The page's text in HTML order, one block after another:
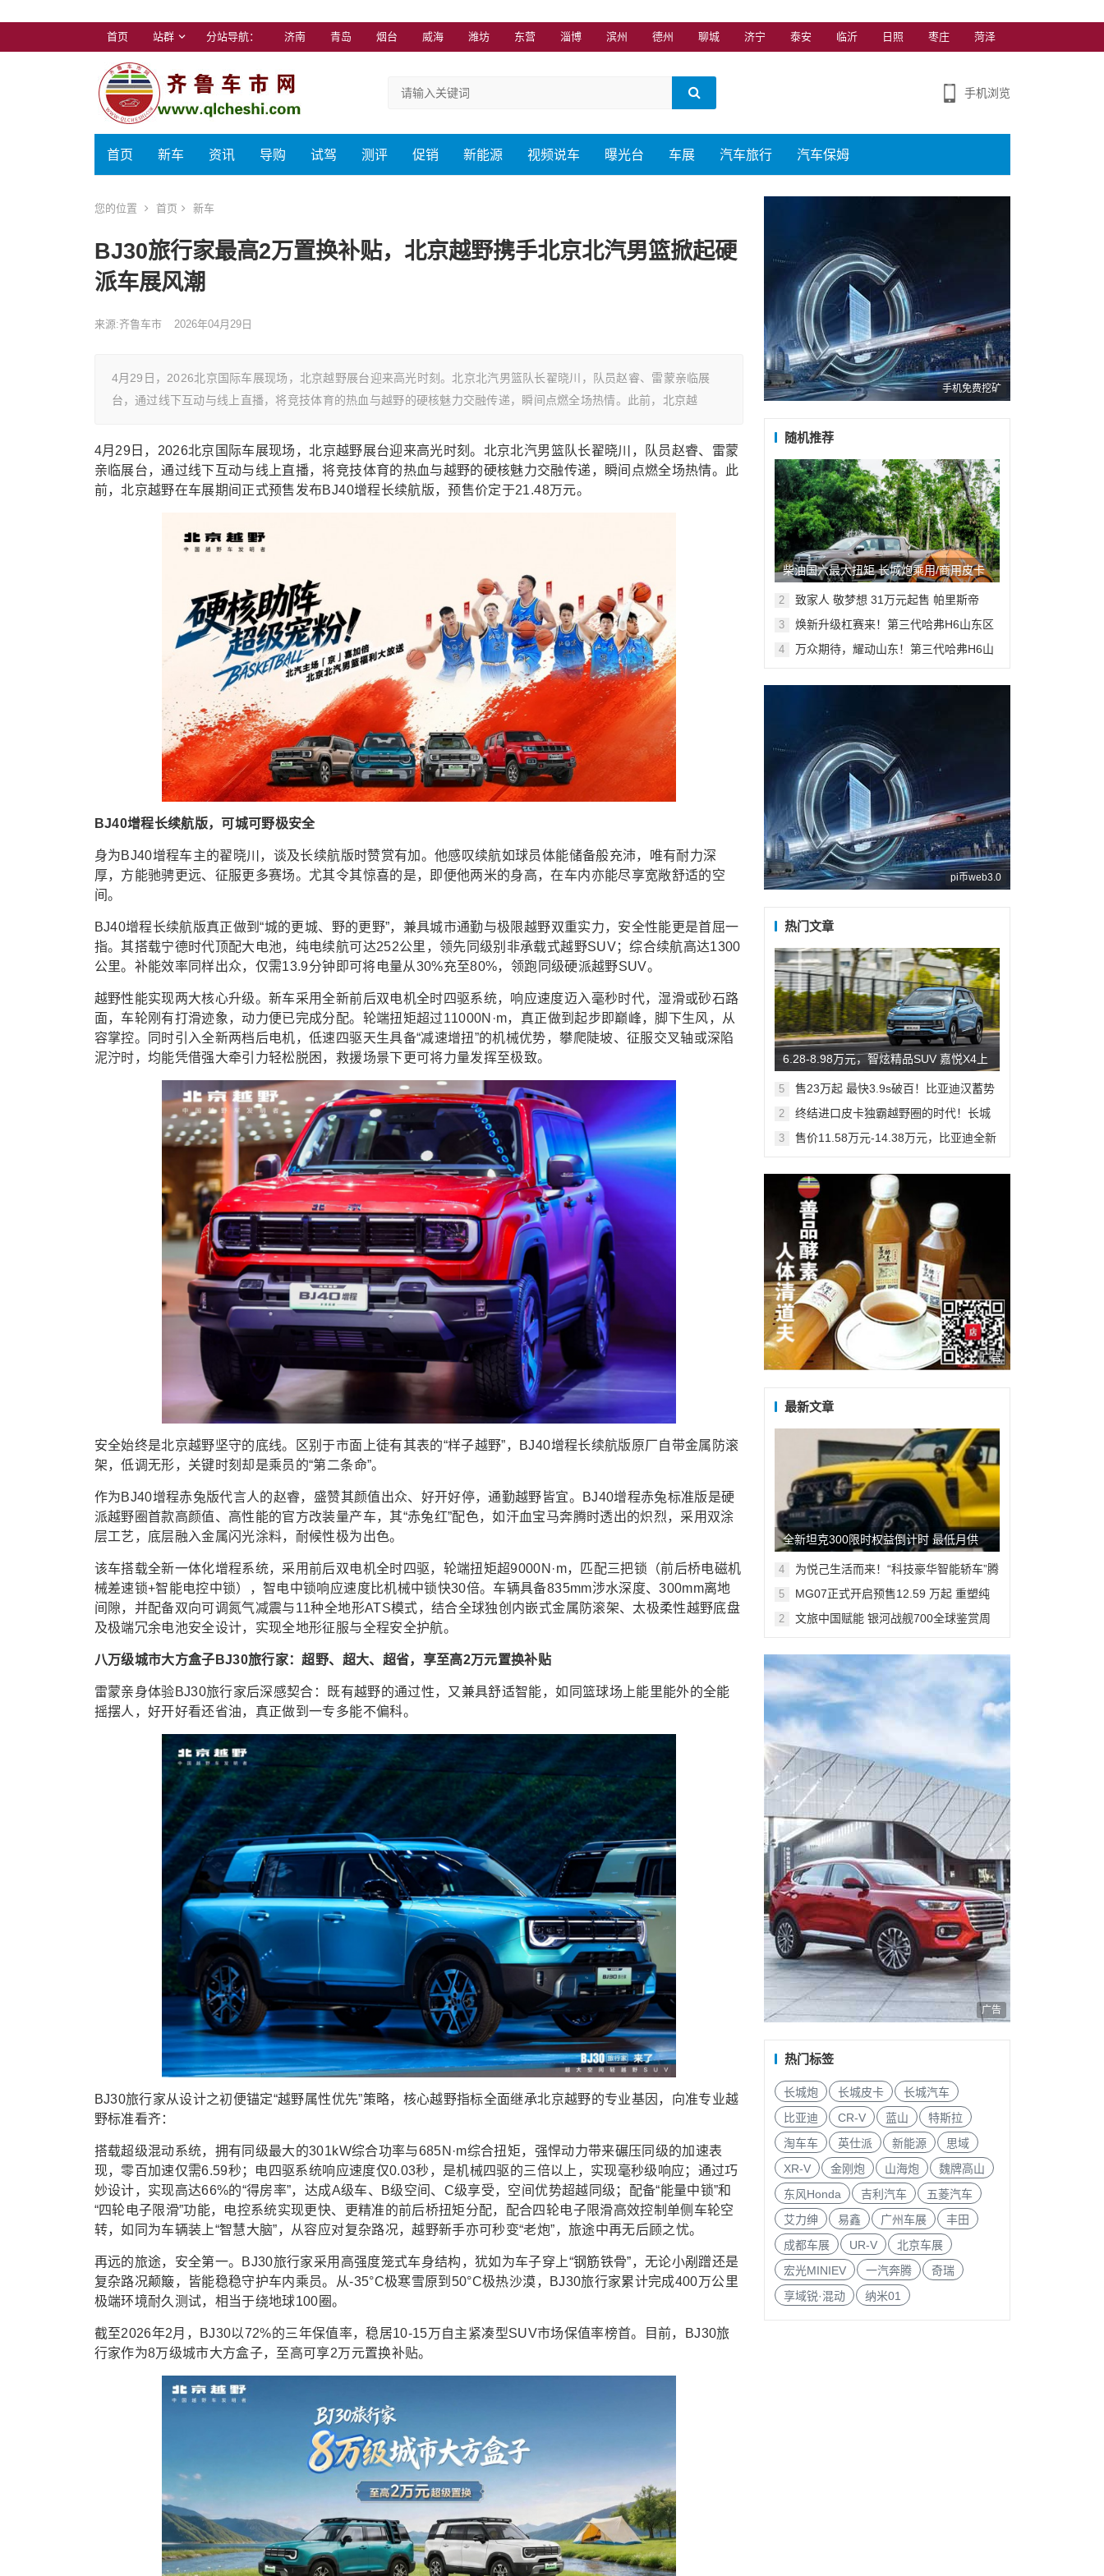
首页 站群 分站导航： 济南 青岛 烟台 威海 潍坊 东营 淄博 滨州 德州 聊城 济宁 泰安 临沂 日照 枣庄 菏泽
手机浏览
首页 新车 资讯 导购 试驾 测评 促销 新能源 视频说车 曝光台 车展 汽车旅行 汽车保姆
您的位置 首页 新车
BJ30旅行家最高2万置换补贴，北京越野携手北京北汽男篮掀起硬
派车展风潮
来源:齐鲁车市 2026年04月29日
4月29日，2026北京国际车展现场，北京越野展台迎来高光时刻。北京北汽男篮队长翟晓川，队员赵睿、雷蒙亲临展
台，通过线下互动与线上直播，将竞技体育的热血与越野的硬核魅力交融传递，瞬间点燃全场热情。此前，北京越
4月29日，2026北京国际车展现场，北京越野展台迎来高光时刻。北京北汽男篮队长翟晓川，队员赵睿、雷蒙
亲临展台，通过线下互动与线上直播，将竞技体育的热血与越野的硬核魅力交融传递，瞬间点燃全场热情。此
前，北京越野在车展期间正式预售发布BJ40增程长续航版，预售价定于21.48万元。
BJ40增程长续航版，可城可野极安全
身为BJ40增程车主的翟晓川，谈及长续航版时赞赏有加。他感叹续航如球员体能储备般充沛，唯有耐力深
厚，方能驰骋更远、征服更多赛场。尤其令其惊喜的是，即便他两米的身高，在车内亦能尽享宽敞舒适的空
间。
BJ40增程长续航版真正做到“城的更城、野的更野”，兼具城市通勤与极限越野双重实力，安全性能更是首屈一
指。其搭载宁德时代顶配大电池，纯电续航可达252公里，领先同级别非承载式越野SUV；综合续航高达1300
公里。补能效率同样出众，仅需13.9分钟即可将电量从30%充至80%，领跑同级硬派越野SUV。
越野性能实现两大核心升级。新车采用全新前后双电机全时四驱系统，响应速度迈入毫秒时代，湿滑或砂石路
面，车轮刚有打滑迹象，动力便已完成分配。轮端扭矩超过11000N·m，真正做到起步即巅峰，脚下生风，从
容掌控。同时引入全新两档后电机，低速四驱天生具备“减速增扭”的机械优势，攀爬陡坡、征服交叉轴或深陷
泥泞时，均能凭借强大牵引力轻松脱困，救援场景下更可将力量发挥至极致。
安全始终是北京越野坚守的底线。区别于市面上徒有其表的“样子越野”，BJ40增程长续航版原厂自带金属防滚
架，低调无形，关键时刻却是乘员的“第二条命”。
作为BJ40增程赤兔版代言人的赵睿，盛赞其颜值出众、好开好停，通勤越野皆宜。BJ40增程赤兔标准版是硬
派越野圈首款高颜值、高性能的官方改装量产车，其“赤兔红”配色，如汗血宝马奔腾时透出的炽烈，采用双涂
层工艺，底层融入金属闪光涂料，耐候性极为出色。
该车搭载全新一体化增程系统，采用前后双电机全时四驱，轮端扭矩超9000N·m，匹配三把锁（前后桥电磁机
械差速锁+智能电控中锁），智电中锁响应速度比机械中锁快30倍。车辆具备835mm涉水深度、300mm离地
间隙，并配备双向可调氮气减震与11种全地形ATS模式，结合全球独创内嵌式金属防滚架、太极柔性越野底盘
及极端冗余电池安全设计，实现全地形征服与全程安全护航。
八万级城市大方盒子BJ30旅行家：超野、超大、超省，享至高2万元置换补贴
雷蒙亲身体验BJ30旅行家后深感契合：既有越野的通过性，又兼具舒适智能，如同篮球场上能里能外的全能
摇摆人，好开好看还省油，真正做到一专多能不偏科。
BJ30旅行家从设计之初便锚定“越野属性优先”策略，核心越野指标全面继承北京越野的专业基因，向准专业越
野标准看齐：
搭载超级混动系统，拥有同级最大的301kW综合功率与685N·m综合扭矩，强悍动力带来碾压同级的加速表
现，零百加速仅需6.59秒；电四驱系统响应速度仅0.03秒，是机械四驱的三倍以上，实现毫秒级响应；通过巧
妙设计，实现高达66%的“得房率”，达成A级车、B级空间、C级享受，空间优势超越同级；配备“能量中锁”和
“四轮电子限滑”功能，电控系统实现更快、更精准的前后桥扭矩分配，配合四轮电子限滑高效控制单侧车轮空
转，如同为车辆装上“智慧大脑”，从容应对复杂路况，越野新手亦可秒变“老炮”，旅途中再无后顾之忧。
再远的旅途，安全第一。BJ30旅行家采用高强度笼式车身结构，犹如为车子穿上“钢筋铁骨”，无论小剐蹭还是
复杂路况颠簸，皆能稳稳守护车内乘员。从-35°C极寒雪原到50°C极热沙漠，BJ30旅行家累计完成400万公里
极端环境耐久测试，相当于绕地球100圈。
截至2026年2月，BJ30以72%的三年保值率，稳居10-15万自主紧凑型SUV市场保值率榜首。目前，BJ30旅
行家作为8万级城市大方盒子，至高可享2万元置换补贴。
手机免费挖矿
随机推荐
柴油国六最大扭矩 长城炮乘用/商用皮卡
柴油8AT将于9月12日上市
2
​致家人 敬梦想 31万元起售 帕里斯帝
时代
3
焕新升级杠赛来！第三代哈弗H6山东区
4
万众期待，耀动山东！第三代哈弗H6山
pi币web3.0
热门文章
​6.28-8.98万元，智炫精品SUV 嘉悦X4上
市
5
售23万起 最快3.9s破百！比亚迪汉蓄势
2
终结进口皮卡独霸越野圈的时代！长城
3
售价11.58万元-14.38万元，比亚迪全新
广告
最新文章
全新坦克300限时权益倒计时 最低月供
382元解锁人生大玩具
4
为悦己生活而来！“科技豪华智能轿车”腾
5
MG07正式开启预售12.59 万起 重塑纯
2
文旅中国赋能 银河战舰700全球鉴赏周
广告
热门标签
长城炮 长城皮卡
长城汽车
比亚迪
CR-V 蓝山
特斯拉
淘车车
英仕派 新能源
思域
XR-V
金刚炮 山海炮
魏牌高山
东风Honda
吉利汽车
五菱汽车
艾力绅
易鑫 广州车展
丰田
成都车展
UR-V
北京车展
宏光MINIEV
一汽奔腾
奇瑞
享域锐·混动
纳米01